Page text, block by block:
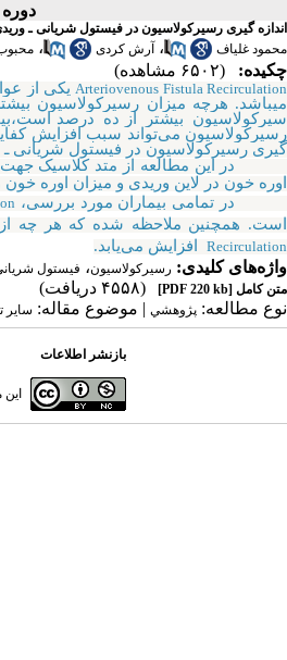
دوره ۱۱، شماره ۲ - ( مجلۀ علمی دانشگاه علوم پزشکی همدان-تابستان ۱۳۸۳ )
اندازه گیری رسیرکولاسیون در فیستول شریانی ـ
محمود غلیاف
، آرش کردی ،
چکیده: (۶۵۰۲ مشاهده)
Arteriovenous Fistula Recirculationیکی از
میباشد. هرچه میزان رسیرکولاسیون
سیرکولاسیون بیشتر از
ده درصد است،
رسیرکولاسیون می‌تواند سبب افزایش
گیری رسیرکولاسیون در فیستول شریانی ـ
در این مطالعه از متد کلاسیک جهت
اوره خون در لاین وریدی و میزان اوره خون محیطی) بر روی 32 بیمار
در تمامی بیماران مورد بررسی،
است. همچنین ملاحظه شده که هر چه از
Recirculation
افزایش می‌یابد.
واژه‌های کلیدی: رسیرکولاسیون، فیستول
متن کامل [PDF 220 kb]
(۴۵۵۸ دریافت)
نوع مطالعه: پژوهشي | موضوع مقاله: سایر
بازنشر اطلاعات